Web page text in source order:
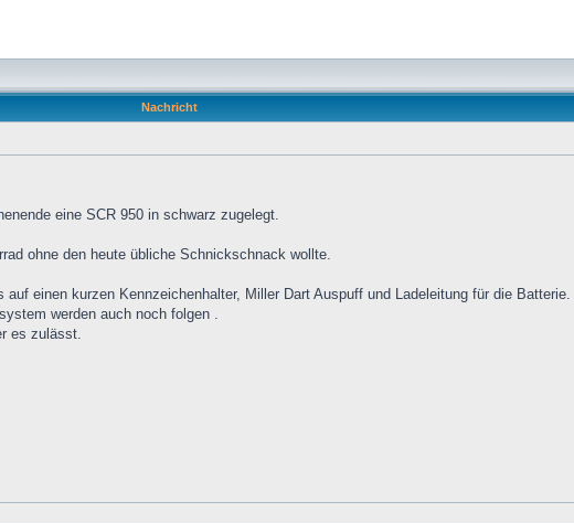
Nachricht
eine SCR 950 in schwarz zugelegt.
ohne den heute übliche Schnickschnack wollte.
einen kurzen Kennzeichenhalter, Miller Dart Auspuff und Ladeleitung für die Batterie.
werden auch noch folgen .
es zulässt.